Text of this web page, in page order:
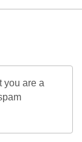
you are a